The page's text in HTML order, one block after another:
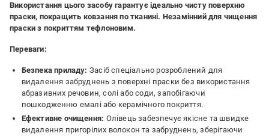
Використання цього засобу гарантує ідеально чисту поверхню
праски, покращить ковзання по тканині. Незамінний для чищення
праски з покриттям тефлоновим.
Переваги:
Безпека приладу: Засіб спеціально розроблений для
видалення забруднень з поверхні праски без використання
абразивних речовин, солі або соди, запобігаючи
пошкодженню емалі або керамічного покриття.
Ефективне очищення: Олівець забезпечує якісне та швидке
видалення пригорілих волокон та забруднень, зберігаючи